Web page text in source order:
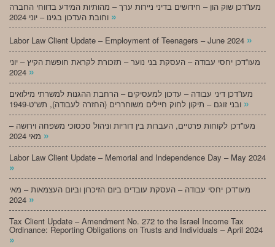
מעו”דכן שוק הון – חידושים בדיני ניירות ערך – מהותיות המידע בדווחי החברה
»
Labor Law Client Update – Employment of Teenagers – June 2024 »
מעו”דכן יחסי עבודה – העסקת בני נוער – תזכורת לקראת חופשת הקיץ – יוני
»
מעו”דכן דיני עבודה – עדכון למעסיקים – הרחבת ההגנות למשרתי מילואים
»
מעו”דכן לקוחות פרטיים, העברות בין דוריות וניהול סכסוכי משפחה וירושה –
»
Labor Law Client Update – Memorial and Independence Day – May 2024
»
מעו”דכן יחסי עבודה – העסקת עובדים ביום הזיכרון וביום העצמאות – מאי
»
Tax Client Update – Amendment No. 272 to the Israel Income Tax
Ordinance: Reporting Obligations on Trusts and Individuals – April 2024
»